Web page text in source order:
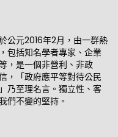
公元2016年2月，由一群熱
包括知名學者專家、企業
，是一個非營利、非政
，「政府應平等對待公民
乃至理名言。獨立性、客
們不變的堅持。